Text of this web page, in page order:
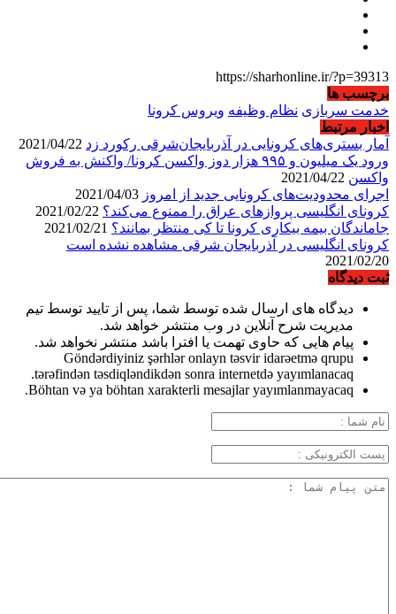
https://sharhonline.ir/?p=39313
برچسب ها
خدمت سربازی نظام وظیفه ویروس کرونا
اخبار مرتبط
آمار بستری‌های کرونایی در آذربایجان‌شرقی رکورد زد
ورود یک میلیون و ۹۹۵ هزار دوز واکسن کرونا/ واکنش به فروش
واکسن
اجرای محدودیت‌های کرونایی جدید از امروز
کرونای انگلیسی پروازهای عراق را ممنوع می‌کند؟
جاماندگان بیمه بیکاری کرونا تا کی منتظر بمانند؟
کرونای انگلیسی در آذربایجان شرقی مشاهده نشده است
2021/02/20
ثبت دیدگاه
دیدگاه های ارسال شده توسط شما، پس از تایید توسط تیم
مدیریت شرح آنلاین در وب منتشر خواهد شد.
پیام هایی که حاوی تهمت یا افترا باشد منتشر نخواهد شد.
Göndərdiyiniz şərhlər onlayn təsvir idarəetmə qrupu
tərəfindən təsdiqləndikdən sonra internetdə yayımlanacaq.
Böhtan və ya böhtan xarakterli mesajlar yayımlanmayacaq.